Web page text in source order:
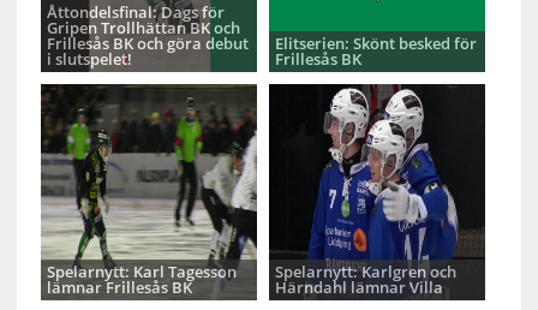
Åttondelsfinal: Dags för
Gripen Trollhättan BK och
Frillesås BK och göra debut
i slutspelet!
Elitserien: Skönt besked för
Frillesås BK
Spelarnytt: Karl Tagesson
lämnar Frillesås BK
Spelarnytt: Karlgren och
Härndahl lämnar Villa